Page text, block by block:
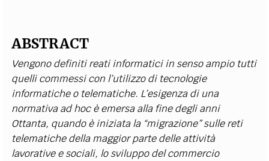
ABSTRACT
Vengono definiti reati informatici in senso ampio tutti
quelli commessi con l’utilizzo di tecnologie
informatiche o telematiche. L’esigenza di una
normativa ad hoc è emersa alla fine degli anni
Ottanta, quando è iniziata la “migrazione” sulle reti
telematiche della maggior parte delle attività
lavorative e sociali, lo sviluppo del commercio